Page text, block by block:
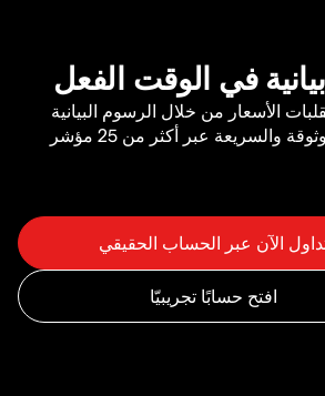
في الوقت الفعل
الأسعار من خلال الرسوم البيانية